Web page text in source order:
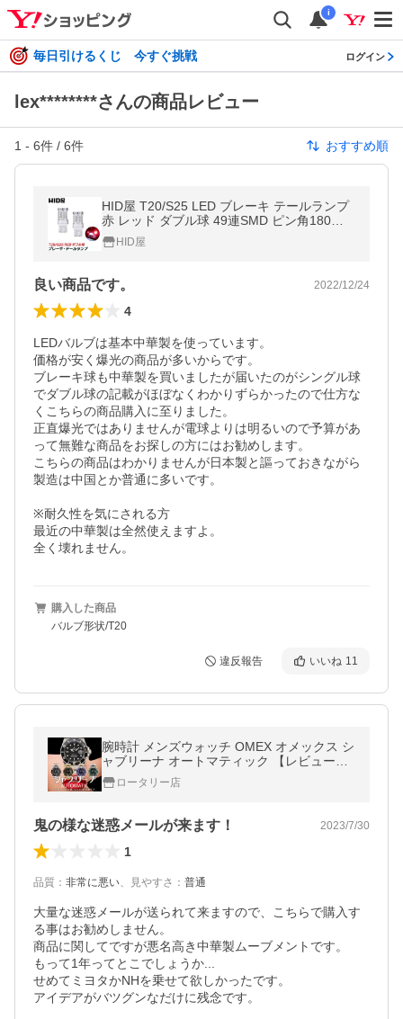
i
毎日引けるくじ 今すぐ挑戦 ログイン
lex********さんの商品レビュー
1 - 6件 / 6件 おすすめ順
HID屋 T20/S25 LED ブレーキ テールランプ
赤 レッド ダブル球 49連SMD ピン角180度
段違い 2球1セット 車検対応 2年保証 ダブル
HID屋
良い商品です。 2022/12/24
4
LEDバルブは基本中華製を使っています。
価格が安く爆光の商品が多いからです。
ブレーキ球も中華製を買いましたが届いたのがシングル球
でダブル球の記載がほぼなくわかりずらかったので仕方な
くこちらの商品購入に至りました。
正直爆光ではありませんが電球よりは明るいので予算があ
って無難な商品をお探しの方にはお勧めします。
こちらの商品はわかりませんが日本製と謳っておきながら
製造は中国とか普通に多いです。
※耐久性を気にされる方
最近の中華製は全然使えますよ。
全く壊れません。
購入した商品
バルブ形状/T20
違反報告 いいね 11
腕時計 メンズウォッチ OMEX オメックス シ
ャブリーナ オートマティック 【レビュー特
典付】 自動巻き ダイバーズウォッチ 防水 ギ
フト プレゼント
ロータリー店
鬼の様な迷惑メールが来ます！ 2023/7/30
1
品質 ： 非常に悪い、 見やすさ ： 普通
大量な迷惑メールが送られて来ますので、こちらで購入す
る事はお勧めしません。
商品に関してですが悪名高き中華製ムーブメントです。
もって1年ってとこでしょうか...
せめてミヨタかNHを乗せて欲しかったです。
アイデアがバツグンなだけに残念です。